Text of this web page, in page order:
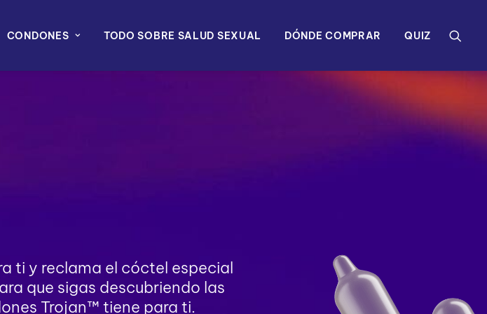
CONDONES TODO SOBRE SALUD SEXUAL DÓNDE COMPRAR QUIZ
ti y reclama el cóctel especial
que sigas descubriendo las
Trojan™ tiene para ti.